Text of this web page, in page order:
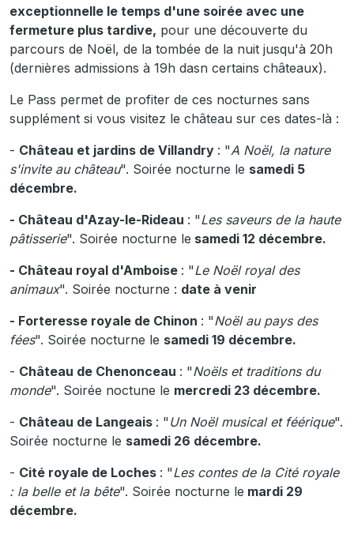
exceptionnelle le temps d'une soirée avec une
fermeture plus tardive, pour une découverte du
parcours de Noël, de la tombée de la nuit jusqu'à 20h
(dernières admissions à 19h dasn certains châteaux).
Le Pass permet de profiter de ces nocturnes sans
supplément si vous visitez le château sur ces dates-là :
- Château et jardins de Villandry : "A Noël, la nature
s'invite au château". Soirée nocturne le samedi 5
décembre.
- Château d'Azay-le-Rideau : "Les saveurs de la haute
pâtisserie". Soirée nocturne le samedi 12 décembre.
- Château royal d'Amboise : "Le Noël royal des
animaux". Soirée nocturne : date à venir
- Forteresse royale de Chinon : "Noël au pays des
fées". Soirée nocturne le samedi 19 décembre.
- Château de Chenonceau : "Noëls et traditions du
monde". Soirée noctune le mercredi 23 décembre.
- Château de Langeais : " Un Noël musical et féérique".
Soirée nocturne le samedi 26 décembre.
- Cité royale de Loches : "Les contes de la Cité royale
: la belle et la bête". Soirée nocturne le mardi 29
décembre.